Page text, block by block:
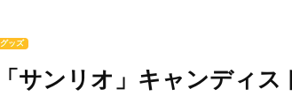
グッズ
「サンリオ」キャンディ